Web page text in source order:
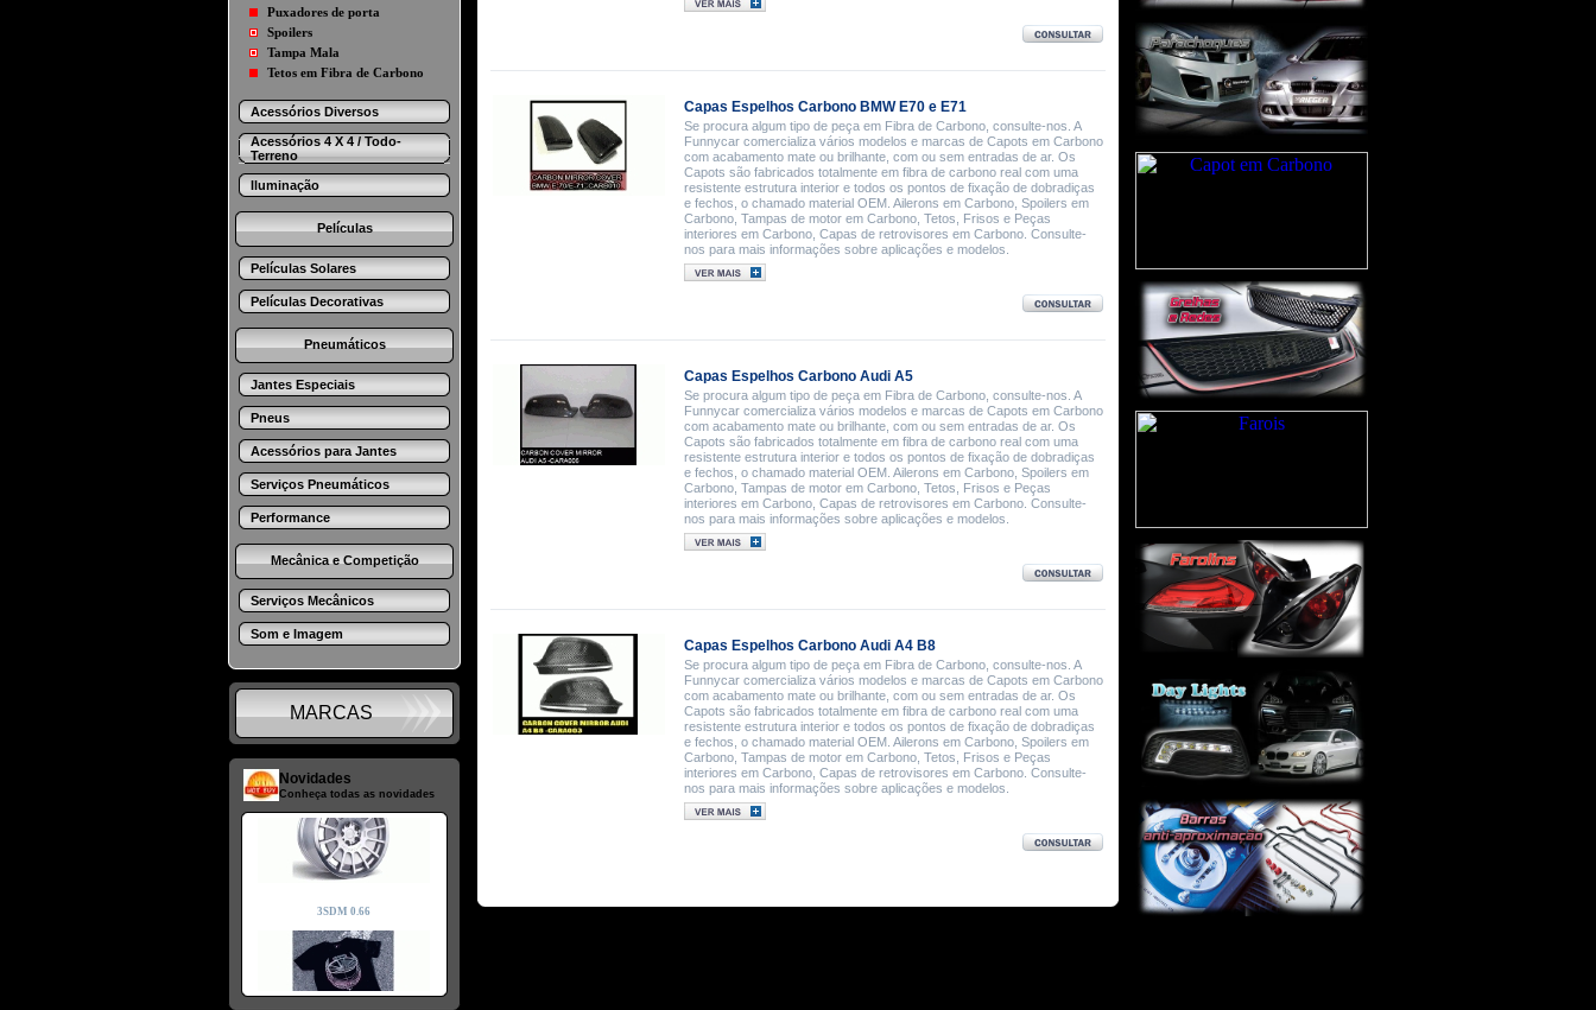
Puxadores de porta
Spoilers
Tampa Mala
Tetos em Fibra de Carbono
Acessórios Diversos
Acessórios 4 X 4 / Todo-
Terreno
Iluminação
Películas
Películas Solares
Películas Decorativas
Pneumáticos
Jantes Especiais
Pneus
Acessórios para Jantes
Serviços Pneumáticos
Performance
Mecânica e Competição
Serviços Mecânicos
Som e Imagem
MARCAS
Novidades
Conheça todas as novidades
Capas Espelhos Carbono BMW E70 e E71
Se procura algum tipo de peça em Fibra de Carbono, consulte-nos. A
Funnycar comercializa vários modelos e marcas de Capots em Carbono
com acabamento mate ou brilhante, com ou sem entradas de ar. Os
Capots são fabricados totalmente em fibra de carbono real com uma
resistente estrutura interior e todos os pontos de fixação de dobradiças
e fechos, o chamado material OEM. Ailerons em Carbono, Spoilers em
Carbono, Tampas de motor em Carbono, Tetos, Frisos e Peças
interiores em Carbono, Capas de retrovisores em Carbono. Consulte-
nos para mais informações sobre aplicações e modelos.
Capas Espelhos Carbono Audi A5
Se procura algum tipo de peça em Fibra de Carbono, consulte-nos. A
Funnycar comercializa vários modelos e marcas de Capots em Carbono
com acabamento mate ou brilhante, com ou sem entradas de ar. Os
Capots são fabricados totalmente em fibra de carbono real com uma
resistente estrutura interior e todos os pontos de fixação de dobradiças
e fechos, o chamado material OEM. Ailerons em Carbono, Spoilers em
Carbono, Tampas de motor em Carbono, Tetos, Frisos e Peças
interiores em Carbono, Capas de retrovisores em Carbono. Consulte-
nos para mais informações sobre aplicações e modelos.
Capas Espelhos Carbono Audi A4 B8
Se procura algum tipo de peça em Fibra de Carbono, consulte-nos. A
Funnycar comercializa vários modelos e marcas de Capots em Carbono
com acabamento mate ou brilhante, com ou sem entradas de ar. Os
Capots são fabricados totalmente em fibra de carbono real com uma
resistente estrutura interior e todos os pontos de fixação de dobradiças
e fechos, o chamado material OEM. Ailerons em Carbono, Spoilers em
Carbono, Tampas de motor em Carbono, Tetos, Frisos e Peças
interiores em Carbono, Capas de retrovisores em Carbono. Consulte-
nos para mais informações sobre aplicações e modelos.